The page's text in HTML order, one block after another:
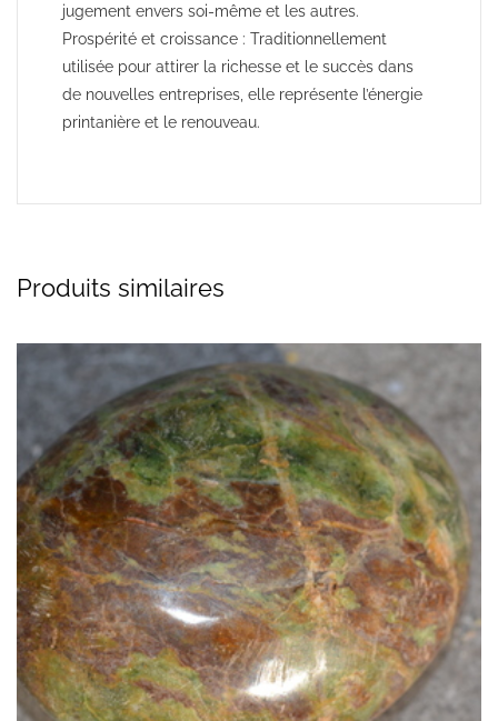
jugement envers soi-même et les autres.
Prospérité et croissance : Traditionnellement
utilisée pour attirer la richesse et le succès dans
de nouvelles entreprises, elle représente l’énergie
printanière et le renouveau.
Produits similaires